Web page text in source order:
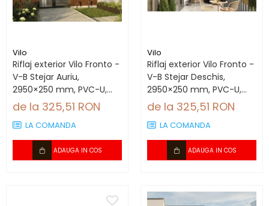
Vilo
Riflaj exterior Vilo Fronto -
V-B Stejar Auriu,
2950×250 mm, PVC-U,
2.95 mp/cutie (4 bucăți)
de la 325,51 RON
LA COMANDA
ADAUGA IN COS
Vilo
Riflaj exterior Vilo Fronto -
V-B Stejar Deschis,
2950×250 mm, PVC-U,
2.95 mp/cutie (4 bucăți)
de la 325,51 RON
LA COMANDA
ADAUGA IN COS